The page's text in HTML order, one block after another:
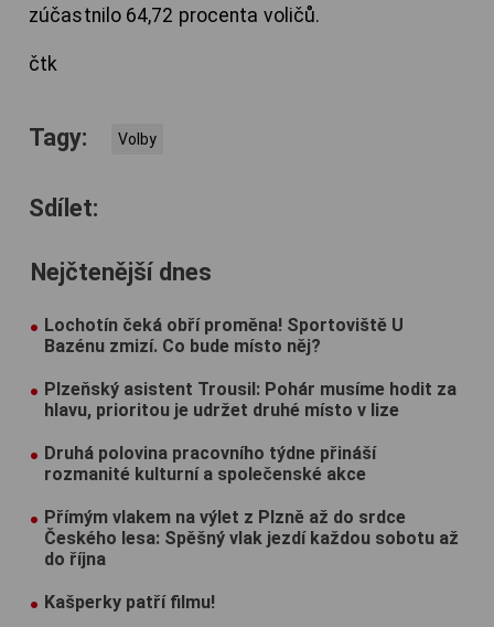
zúčastnilo 64,72 procenta voličů.
čtk
Tagy: Volby
Sdílet:
Nejčtenější dnes
Lochotín čeká obří proměna! Sportoviště U
Bazénu zmizí. Co bude místo něj?
Plzeňský asistent Trousil: Pohár musíme hodit za
hlavu, prioritou je udržet druhé místo v lize
Druhá polovina pracovního týdne přináší
rozmanité kulturní a společenské akce
Přímým vlakem na výlet z Plzně až do srdce
Českého lesa: Spěšný vlak jezdí každou sobotu až
do října
Kašperky patří filmu!